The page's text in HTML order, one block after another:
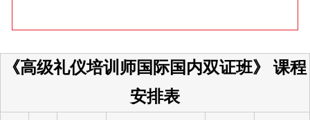
《高级礼仪培训师国际国内双证班》
课程
安排表